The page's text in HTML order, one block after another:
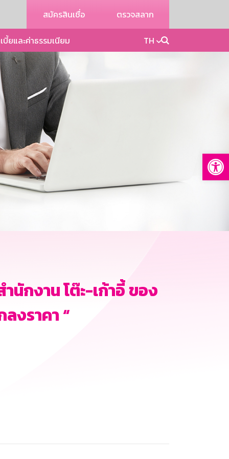
สมัครสินเชื่อ ตรวจสลาก
บี้ยและค่าธรรมเนียม TH
นักงาน โต๊ะ-เก้าอี้ ของ
งราคา “